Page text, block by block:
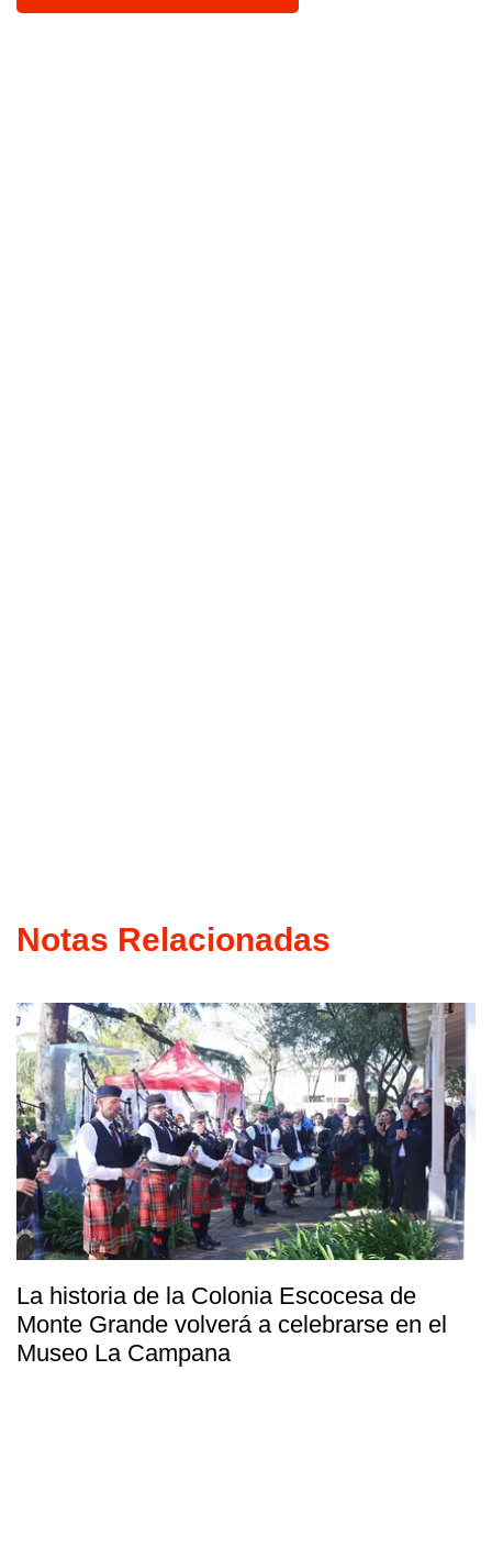
Notas Relacionadas
La historia de la Colonia Escocesa de
Monte Grande volverá a celebrarse en el
Museo La Campana